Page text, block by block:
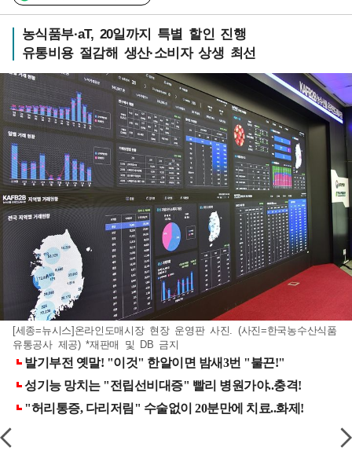
농식품부·aT, 20일까지 특별 할인 진행
유통비용 절감해 생산·소비자 상생 최선
[세종=뉴시스]온라인도매시장 현장 운영판 사진. (사진=한국농수산식품
유통공사 제공) *재판매 및 DB 금지